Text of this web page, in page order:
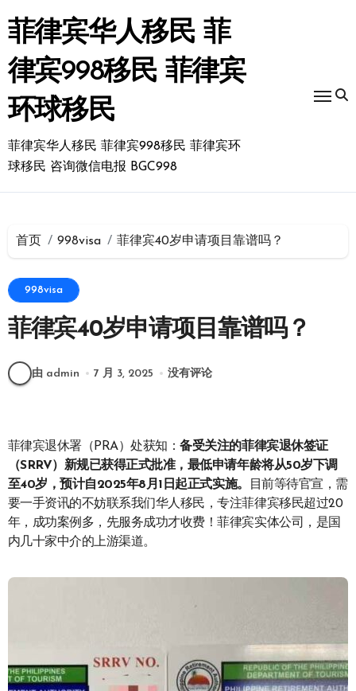
转
到
内
容
菲律宾华人移民 菲
律宾998移民 菲律宾
环球移民
菲律宾华人移民 菲律宾998移民 菲律宾环
球移民 咨询微信电报 BGC998
首页 998visa 菲律宾40岁申请项目靠谱吗？
998visa
菲律宾40岁申请项目靠谱吗？
由 admin 7 月 3, 2025 没有评论
菲律宾退休署（PRA）处获知：备受关注的菲律宾退休签证
（SRRV）新规已获得正式批准，最低申请年龄将从50岁下调
至40岁，预计自2025年8月1日起正式实施。
目前等待官宣，需
要一手资讯的不妨联系我们华人移民，专注菲律宾移民超过20
年，成功案例多，先服务成功才收费！菲律宾实体公司，是国
内几十家中介的上游渠道。